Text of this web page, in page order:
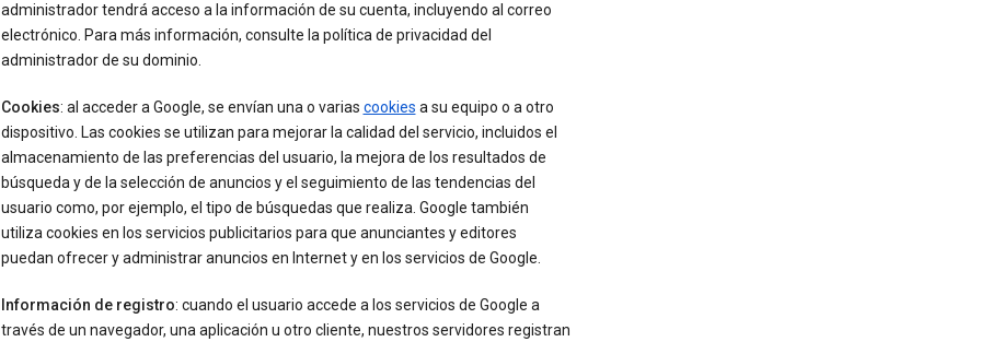
administrador tendrá acceso a la información de su cuenta, incluyendo al correo
electrónico. Para más información, consulte la política de privacidad del
administrador de su dominio.
Cookies: al acceder a Google, se envían una o varias cookies a su equipo o a otro
dispositivo. Las cookies se utilizan para mejorar la calidad del servicio, incluidos el
almacenamiento de las preferencias del usuario, la mejora de los resultados de
búsqueda y de la selección de anuncios y el seguimiento de las tendencias del
usuario como, por ejemplo, el tipo de búsquedas que realiza. Google también
utiliza cookies en los servicios publicitarios para que anunciantes y editores
puedan ofrecer y administrar anuncios en Internet y en los servicios de Google.
Información de registro: cuando el usuario accede a los servicios de Google a
través de un navegador, una aplicación u otro cliente, nuestros servidores registran